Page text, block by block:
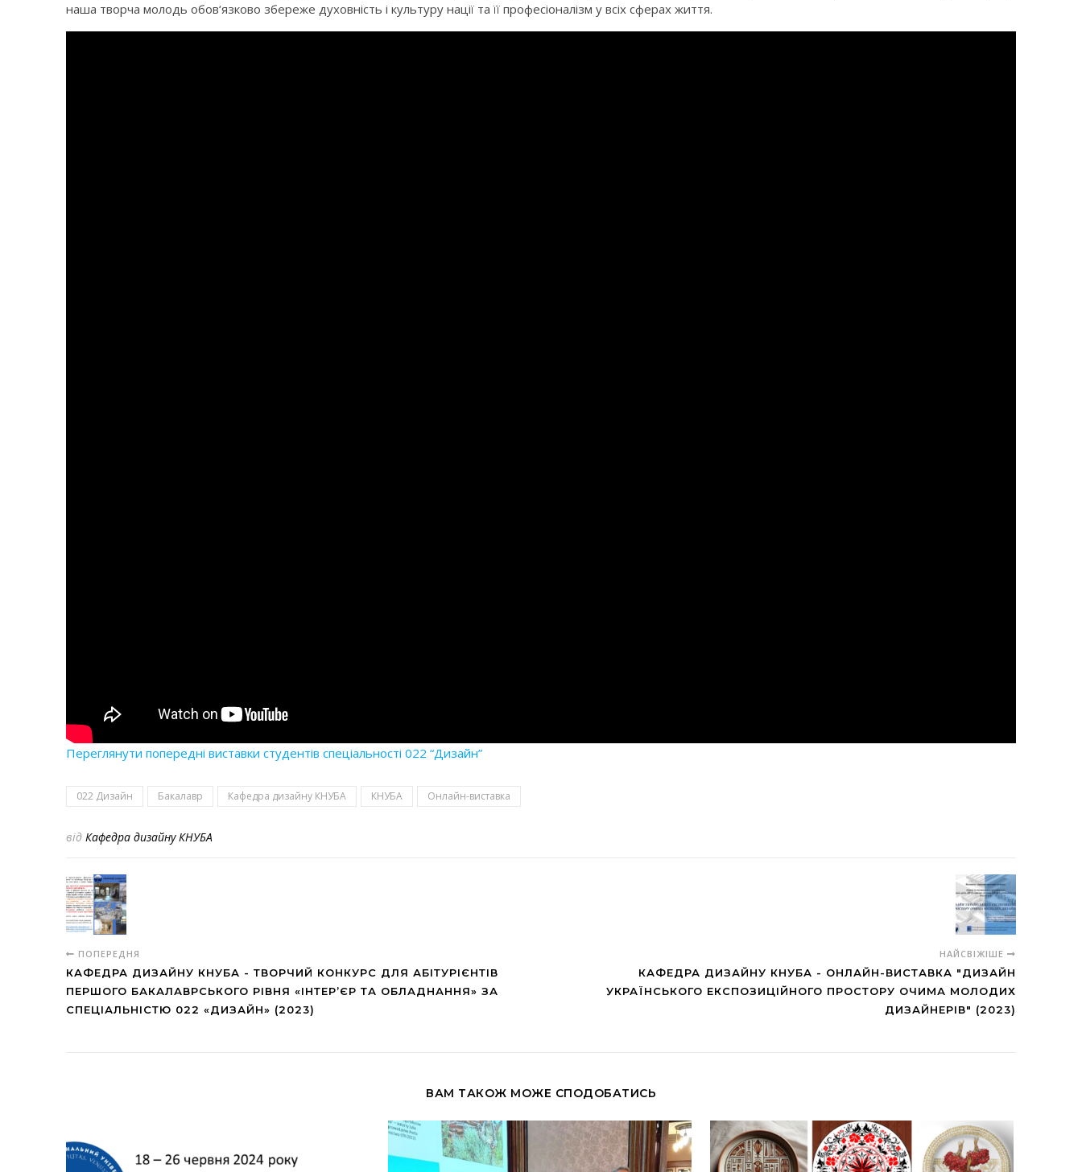
наша творча молодь обов‘язково збереже духовність і культуру нації та її професіоналізм у всіх сферах життя.
Переглянути попередні виставки студентів спеціальності 022 “Дизайн”
022 Дизайн Бакалавр Кафедра дизайну КНУБА КНУБА Онлайн-виставка
від Кафедра дизайну КНУБА
ПОПЕРЕДНЯ
КАФЕДРА ДИЗАЙНУ КНУБА - ТВОРЧИЙ КОНКУРС ДЛЯ АБІТУРІЄНТІВ
ПЕРШОГО БАКАЛАВРСЬКОГО РІВНЯ «ІНТЕР’ЄР ТА ОБЛАДНАННЯ» ЗА
СПЕЦІАЛЬНІСТЮ 022 «ДИЗАЙН» (2023)
НАЙСВІЖІШЕ
КАФЕДРА ДИЗАЙНУ КНУБА - ОНЛАЙН-ВИСТАВКА "ДИЗАЙН
УКРАЇНСЬКОГО ЕКСПОЗИЦІЙНОГО ПРОСТОРУ ОЧИМА МОЛОДИХ
ДИЗАЙНЕРІВ" (2023)
ВАМ ТАКОЖ МОЖЕ СПОДОБАТИСЬ